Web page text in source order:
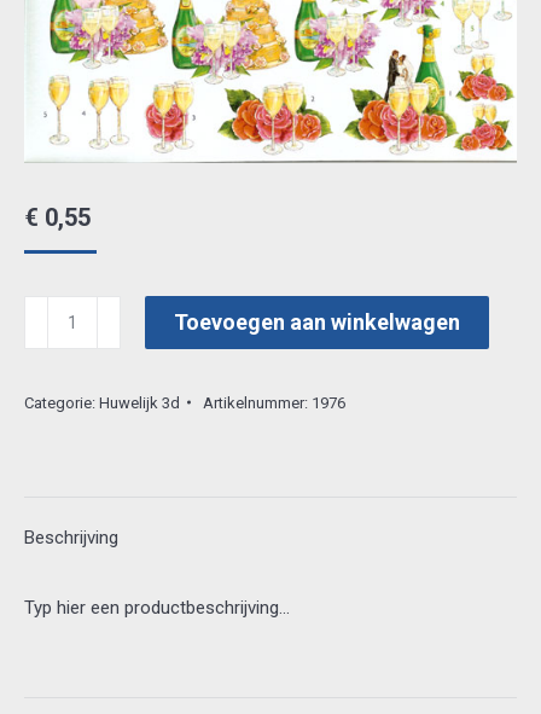
€ 0,55
cardeco
hj0313
Toevoegen aan winkelwagen
Categorie: Huwelijk 3d Artikelnummer: 1976
Beschrijving
Typ hier een productbeschrijving…